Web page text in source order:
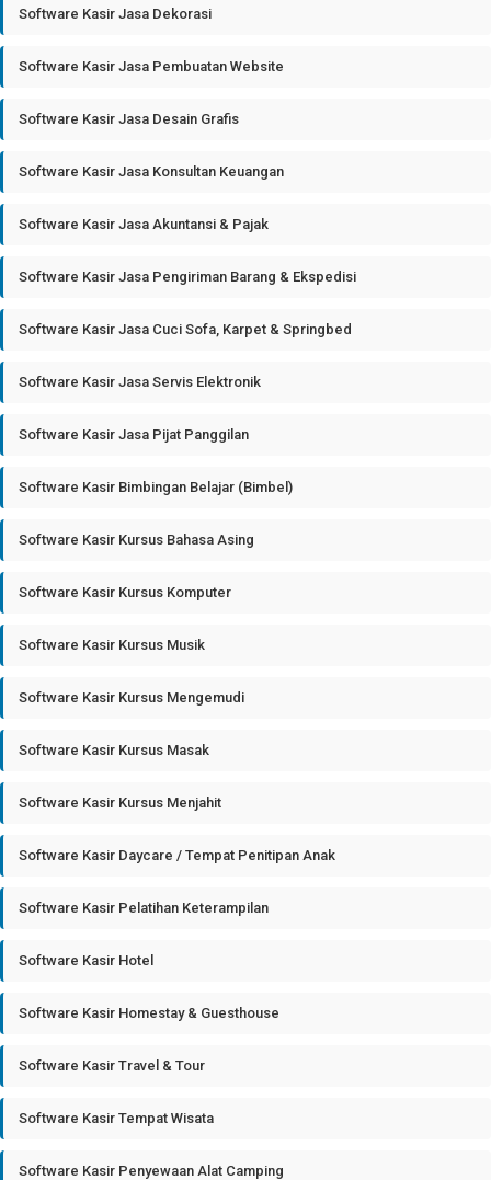
Software Kasir Jasa Dekorasi
Software Kasir Jasa Pembuatan Website
Software Kasir Jasa Desain Grafis
Software Kasir Jasa Konsultan Keuangan
Software Kasir Jasa Akuntansi & Pajak
Software Kasir Jasa Pengiriman Barang & Ekspedisi
Software Kasir Jasa Cuci Sofa, Karpet & Springbed
Software Kasir Jasa Servis Elektronik
Software Kasir Jasa Pijat Panggilan
Software Kasir Bimbingan Belajar (Bimbel)
Software Kasir Kursus Bahasa Asing
Software Kasir Kursus Komputer
Software Kasir Kursus Musik
Software Kasir Kursus Mengemudi
Software Kasir Kursus Masak
Software Kasir Kursus Menjahit
Software Kasir Daycare / Tempat Penitipan Anak
Software Kasir Pelatihan Keterampilan
Software Kasir Hotel
Software Kasir Homestay & Guesthouse
Software Kasir Travel & Tour
Software Kasir Tempat Wisata
Software Kasir Penyewaan Alat Camping